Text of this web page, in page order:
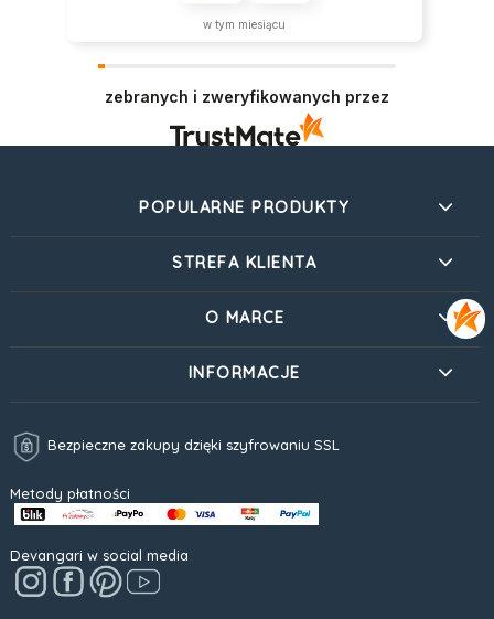
w tym miesiącu
zebranych i zweryfikowanych przez
POPULARNE PRODUKTY
STREFA KLIENTA
O MARCE
INFORMACJE
Bezpieczne zakupy dzięki szyfrowaniu SSL
Metody płatności
Devangari w social media